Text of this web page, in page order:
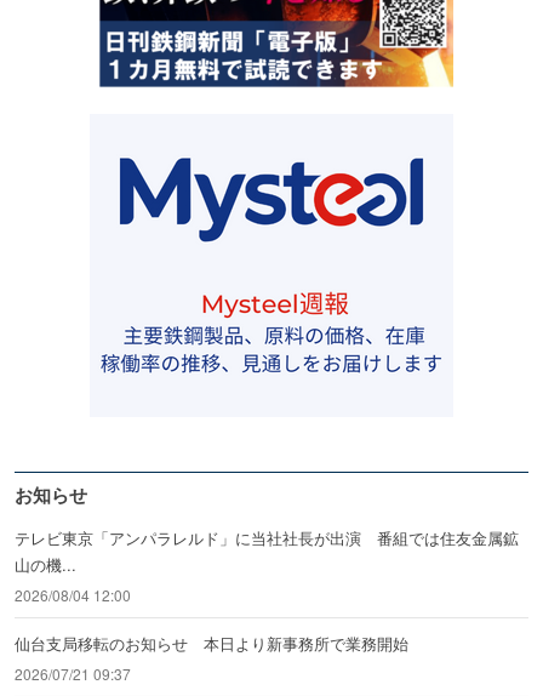
お知らせ
テレビ東京「アンパラレルド」に当社社長が出演 番組では住友金属鉱
山の機...
2026/08/04 12:00
仙台支局移転のお知らせ 本日より新事務所で業務開始
2026/07/21 09:37